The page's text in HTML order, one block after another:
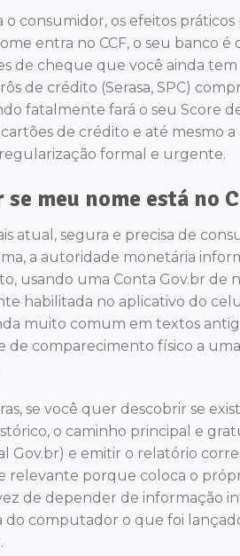
o consumidor, os efeitos
entra no CCF, o seu banco
de cheque que você ainda tem
de crédito (Serasa, SPC)
fatalmente fará o seu Score
de crédito e até mesmo
formal e urgente.
se meu nome está no
atual, segura e precisa de
a autoridade monetária
usando uma Conta Gov.br
habilitada no aplicativo do
muito comum em textos
de comparecimento físico a
se você quer descobrir se
o caminho principal e
Gov.br) e emitir o relatório
relevante porque coloca o
de depender de informação
do computador o que foi